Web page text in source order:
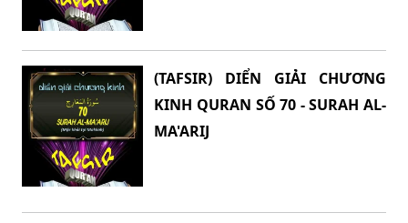
(TAFSIR) DIỂN GIẢI CHƯƠNG
KINH QURAN SỐ 70 - SURAH AL-
MA'ARIJ